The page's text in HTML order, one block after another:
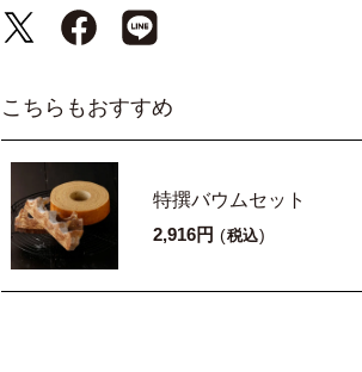
こちらもおすすめ
特撰バウムセット
2,916
税込